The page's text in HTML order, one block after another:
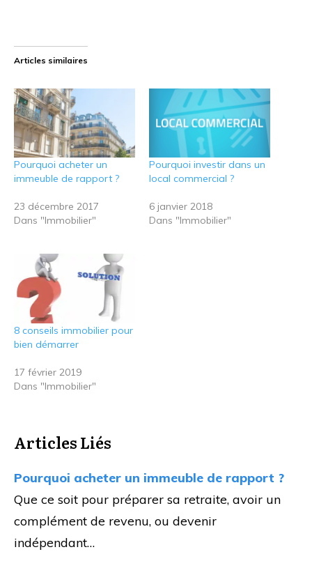
Articles similaires
Pourquoi acheter un
immeuble de rapport ?
23 décembre 2017
Dans "Immobilier"
Pourquoi investir dans un
local commercial ?
6 janvier 2018
Dans "Immobilier"
8 conseils immobilier pour
bien démarrer
17 février 2019
Dans "Immobilier"
Articles Liés
Pourquoi acheter un immeuble de rapport ?
Que ce soit pour préparer sa retraite, avoir un
complément de revenu, ou devenir
indépendant…